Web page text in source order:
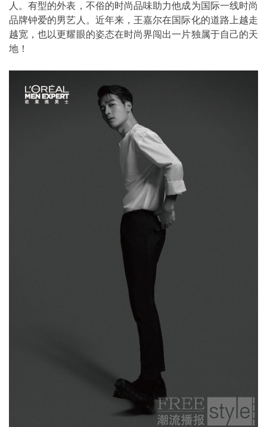
人。有型的外表，不俗的时尚品味助力他成为国际一线时尚
品牌钟爱的男艺人。近年来，王嘉尔在国际化的道路上越走
越宽，也以更耀眼的姿态在时尚界闯出一片独属于自己的天
地！